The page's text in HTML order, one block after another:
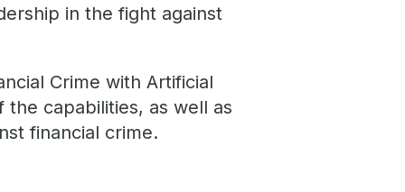
in the fight against
Crime with Artificial
capabilities, as well as
financial crime.